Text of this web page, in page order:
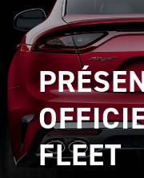
FLEET